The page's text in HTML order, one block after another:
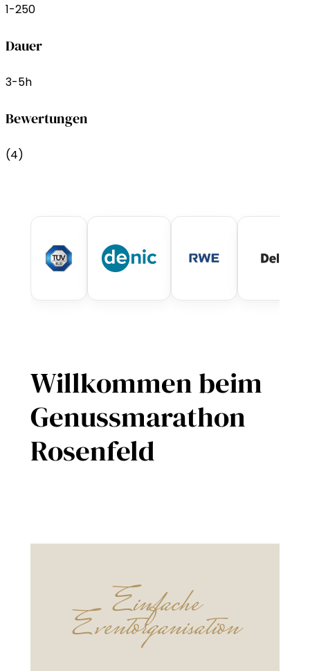
1-250
Dauer
3-5h
Bewertungen
(4)
Willkommen beim
Genussmarathon
Rosenfeld
Einfache
Eventorganisation